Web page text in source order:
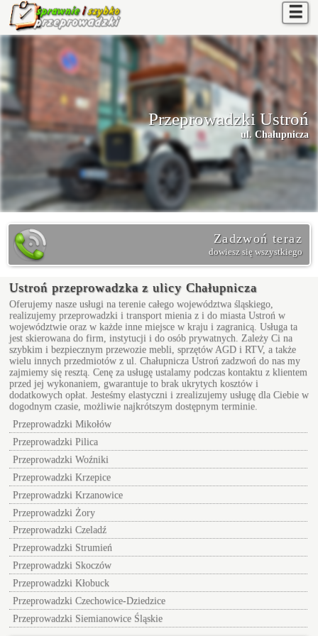
☰
Przeprowadzki Ustroń
ul. Chałupnicza
Zadzwoń teraz
dowiesz się wszystkiego
Ustroń przeprowadzka z ulicy Chałupnicza
Oferujemy nasze usługi na terenie całego województwa śląskiego,
realizujemy przeprowadzki i transport mienia z i do miasta Ustroń w
województwie oraz w każde inne miejsce w kraju i zagranicą. Usługa ta
jest skierowana do firm, instytucji i do osób prywatnych. Zależy Ci na
szybkim i bezpiecznym przewozie mebli, sprzętów AGD i RTV, a także
wielu innych przedmiotów z ul. Chałupnicza Ustrońzadzwoń do nas my
zajmiemy się resztą. Cenę za usługę ustalamy podczas kontaktu z klientem
przed jej wykonaniem, gwarantuje to brak ukrytych kosztów i
dodatkowych opłat. Jesteśmy elastyczni i zrealizujemy usługę dla Ciebie w
dogodnym czasie, możliwie najkrótszym dostępnym terminie.
Przeprowadzki Mikołów
Przeprowadzki Pilica
Przeprowadzki Woźniki
Przeprowadzki Krzepice
Przeprowadzki Krzanowice
Przeprowadzki Żory
Przeprowadzki Czeladź
Przeprowadzki Strumień
Przeprowadzki Skoczów
Przeprowadzki Kłobuck
Przeprowadzki Czechowice-Dziedzice
Przeprowadzki Siemianowice Śląskie